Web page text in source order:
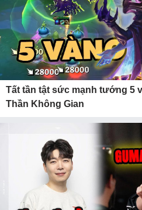
Tất tần tật sức mạnh tướng 5
Thần Không Gian